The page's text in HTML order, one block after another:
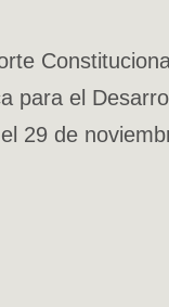
para el
29 de